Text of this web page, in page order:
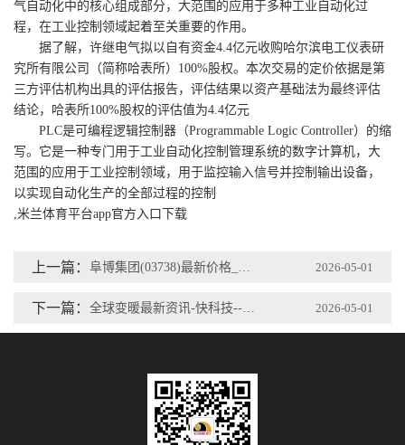
气自动化中的核心组成部分，大范围的应用于多种工业自动化过
程，在工业控制领域起着至关重要的作用。
据了解，许继电气拟以自有资金4.4亿元收购哈尔滨电工仪表研
究所有限公司（简称哈表所）100%股权。本次交易的定价依据是第
三方评估机构出具的评估报告，评估结果以资产基础法为最终评估
结论，哈表所100%股权的评估值为4.4亿元
PLC是可编程逻辑控制器（Programmable Logic Controller）的缩
写。它是一种专门用于工业自动化控制管理系统的数字计算机，大
范围的应用于工业控制领域，用于监控输入信号并控制输出设备，
以实现自动化生产的全部过程的控制
,米兰体育平台app官方入口下载
上一篇： 2026-05-01
下一篇： 2026-05-01